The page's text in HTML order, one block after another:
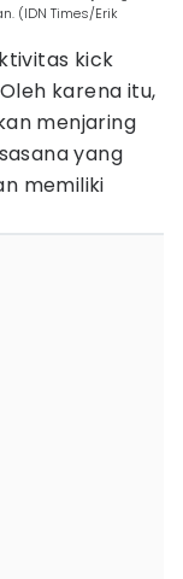
(IDN Times/Erik
kick
karena itu,
menjaring
yang
memiliki